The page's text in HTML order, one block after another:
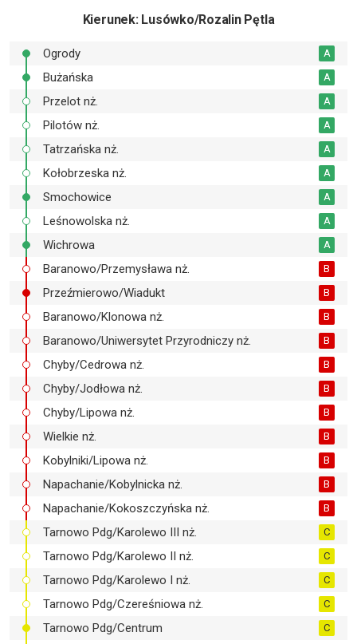
Kierunek: Lusówko/Rozalin Pętla
Ogrody A
Bużańska A
Przelot nż. A
Pilotów nż. A
Tatrzańska nż. A
Kołobrzeska nż. A
Smochowice A
Leśnowolska nż. A
Wichrowa A
Baranowo/Przemysława nż. B
Przeźmierowo/Wiadukt B
Baranowo/Klonowa nż. B
Baranowo/Uniwersytet Przyrodniczy nż. B
Chyby/Cedrowa nż. B
Chyby/Jodłowa nż. B
Chyby/Lipowa nż. B
Wielkie nż. B
Kobylniki/Lipowa nż. B
Napachanie/Kobylnicka nż. B
Napachanie/Kokoszczyńska nż. B
Tarnowo Pdg/Karolewo III nż. C
Tarnowo Pdg/Karolewo II nż. C
Tarnowo Pdg/Karolewo I nż. C
Tarnowo Pdg/Czereśniowa nż. C
Tarnowo Pdg/Centrum C